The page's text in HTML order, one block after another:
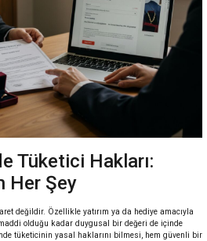
Tüketici Hakları:
Her Şey
değildir. Özellikle yatırım ya da hediye amacıyla
olduğu kadar duygusal bir değeri de içinde
tüketicinin yasal haklarını bilmesi, hem güvenli bir